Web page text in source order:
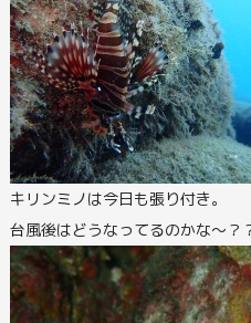
キリンミノは今日も張り付き。
台風後はどうなってるのかな～？